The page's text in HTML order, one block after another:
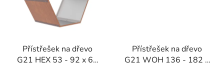
Přístřešek na dřevo
G21 HEX 53 - 92 x 60
Přístřešek na dřevo
G21 WOH 136 - 182 x